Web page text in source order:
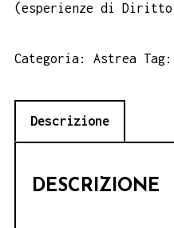
(esperienze di Diritto
Categoria: Astrea Tag:
Descrizione
DESCRIZIONE